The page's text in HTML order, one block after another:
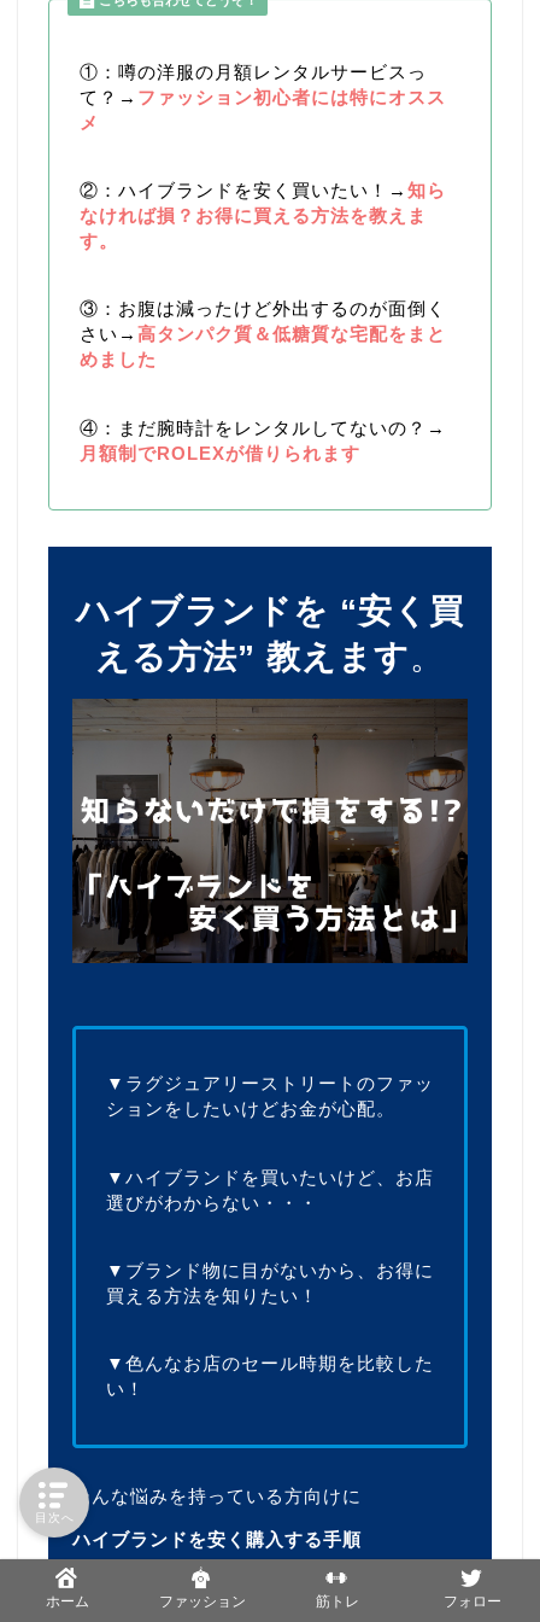
①：噂の洋服の月額レンタルサービスっ
て？→ ファッション初心者には特にオスス
メ
②：ハイブランドを安く買いたい！→ 知ら
なければ損？お得に買える方法を教えま
す。
③：お腹は減ったけど外出するのが面倒く
さい→ 高タンパク質＆低糖質な宅配をまと
めました
④：まだ腕時計をレンタルしてないの？→
月額制でROLEXが借りられます
ハイブランドを “安く買
える方法” 教えます。
▼ラグジュアリーストリートのファッ
ションをしたいけどお金が心配。
▼ハイブランドを買いたいけど、お店
選びがわからない・・・
▼ブランド物に目がないから、お得に
買える方法を知りたい！
▼色んなお店のセール時期を比較した
い！
そんな悩みを持っている方向けに
ハイブランドを安く購入する手順
をお伝えします！
ホーム ファッション 筋トレ フォロー
目次へ